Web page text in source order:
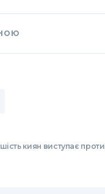
киян виступає проти